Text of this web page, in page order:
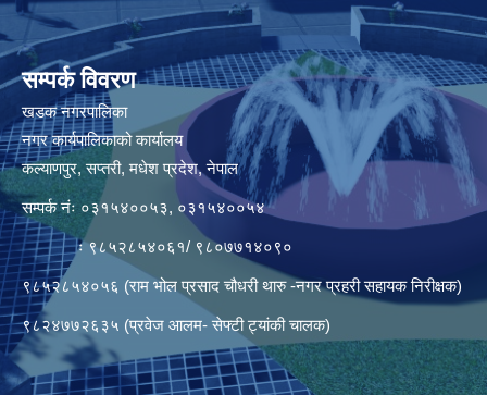
सम्पर्क विवरण
खडक नगरपालिका
नगर कार्यपालिकाको कार्यालय
कल्याणपुर, सप्तरी, मधेश प्रदेश, नेपाल
सम्पर्क नंः ०३१५४००५३, ०३१५४००५४
ः ९८५२८५४०६१/ ९८०७७१४०९०
९८५२८५४०५६ (राम भोल प्रसाद चौधरी थारु -नगर प्रहरी सहायक निरीक्षक)
९८२४७७२६३५ (प्रवेज आलम- सेफ्टी ट्यांकी चालक)